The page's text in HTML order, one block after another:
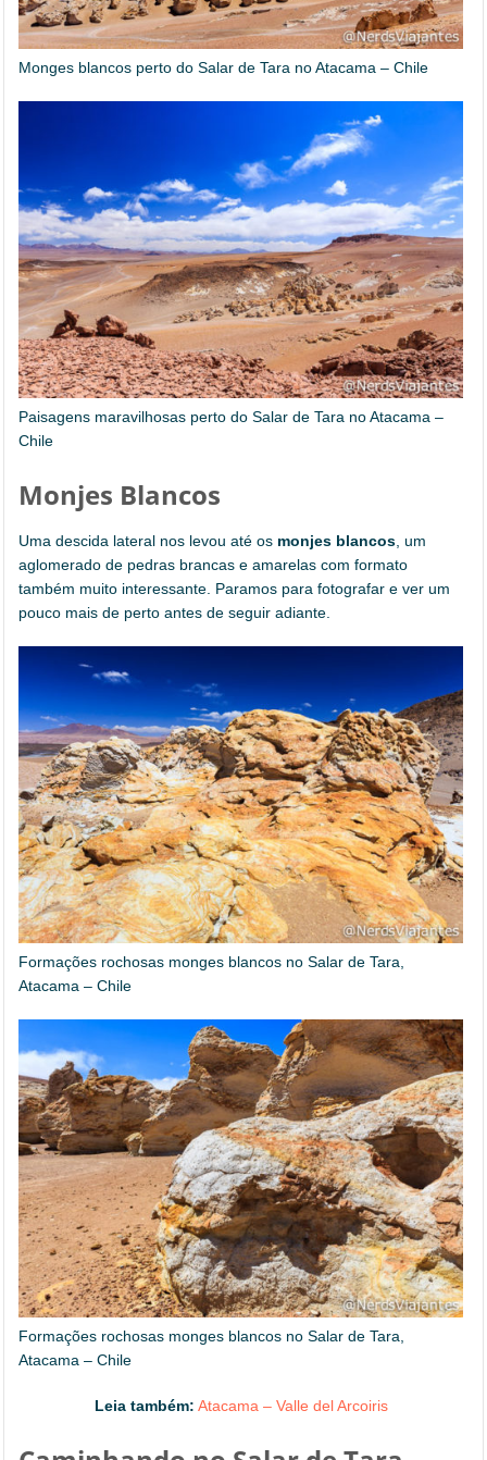
Monges blancos perto do Salar de Tara no Atacama – Chile
Paisagens maravilhosas perto do Salar de Tara no Atacama –
Chile
Monjes Blancos
Uma descida lateral nos levou até os monjes blancos, um
aglomerado de pedras brancas e amarelas com formato
também muito interessante. Paramos para fotografar e ver um
pouco mais de perto antes de seguir adiante.
Formações rochosas monges blancos no Salar de Tara,
Atacama – Chile
Formações rochosas monges blancos no Salar de Tara,
Atacama – Chile
Leia também: Atacama – Valle del Arcoiris